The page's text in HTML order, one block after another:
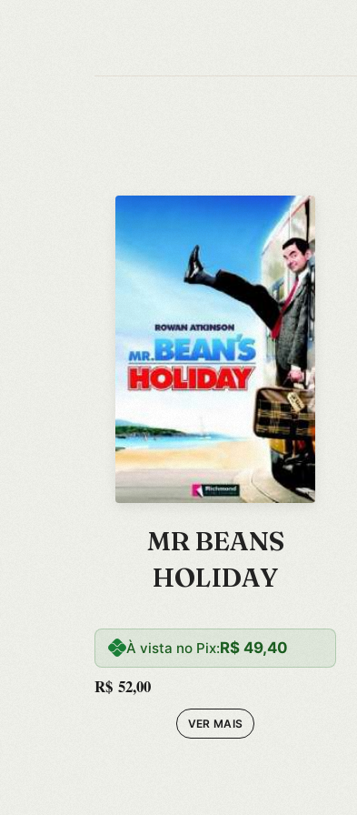
MR BEANS
HOLIDAY
À vista no Pix:R$ 49,40
R$ 52,00
VER MAIS